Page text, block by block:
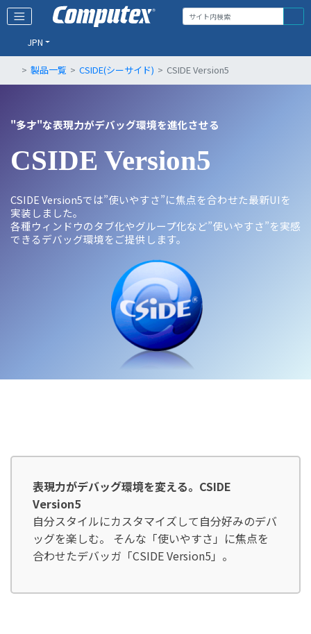
JPN
製品一覧 CSIDE(シーサイド) CSIDE Version5
"多才"な表現力がデバッグ環境を進化させる
CSIDE Version5
CSIDE Version5では”使いやすさ”に焦点を合わせた最新UIを
実装しました。
各種ウィンドウのタブ化やグループ化など”使いやすさ”を実感
できるデバッグ環境をご提供します。
表現力がデバッグ環境を変える。CSIDE
Version5
自分スタイルにカスタマイズして自分好みのデバ
ッグを楽しむ。 そんな「使いやすさ」に焦点を
合わせたデバッガ「CSIDE Version5」。